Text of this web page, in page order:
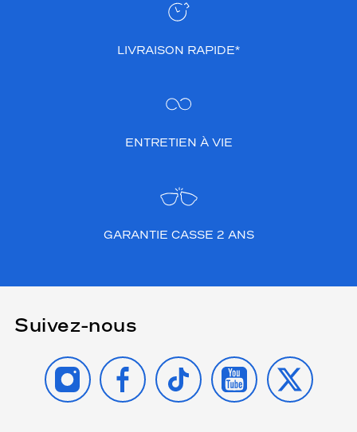
LIVRAISON RAPIDE*
ENTRETIEN À VIE
GARANTIE CASSE 2 ANS
Suivez-nous
INSTAGRAMFACEBOOK
TIKTOK YOUTUBE
X